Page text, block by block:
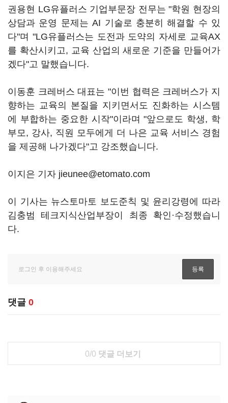
권용현 LG유플러스 기업부문장 전무는 "학원 현장의
상담과 운영 문제는 AI 기술로 충분히 해결할 수 있
다"며 "LG유플러스는 도전과 도약의 자세로 교육AX
를 확산시키고, 교육 산업의 새로운 기준을 만들어가
겠다"고 말했습니다.
이동훈 크레버스 대표는 "이번 협력은 크레버스가 지
향하는 교육의 본질을 지키면서도 진화하는 시스템
에 부합하는 중요한 시작"이라며 "앞으로도 학생, 학
부모, 강사, 직원 모두에게 더 나은 교육 서비스 경험
을 제공해 나가겠다"고 강조했습니다.
이지은 기자 jieunee@etomato.com
이 기사는 뉴스토마토 보도준칙 및 윤리강령에 따라
김충범 테크지식산업부장이 최종 확인·수정했습니
다.
댓글 0
0/0 댓글 더보기